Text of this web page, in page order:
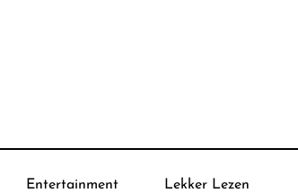
Entertainment Lekker Lezen